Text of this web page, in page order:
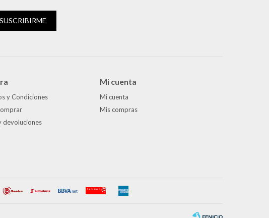
y Condiciones
devoluciones
Mi cuenta
Mi cuenta
Mis compras
SUSCRIBIRME